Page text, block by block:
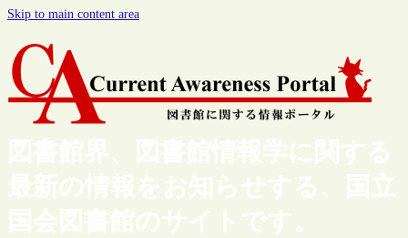
Skip to main content area
図書館界、図書館情報学に関する
最新の情報をお知らせする、国立
国会図書館のサイトです。